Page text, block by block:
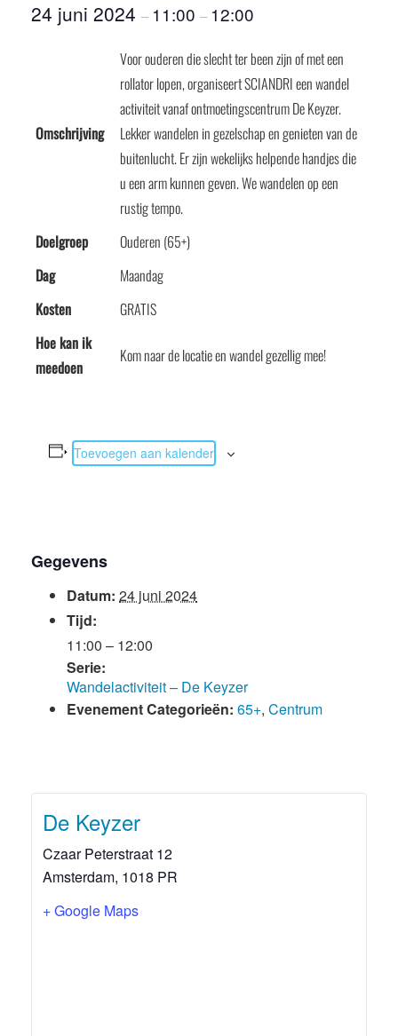
24 juni 2024 – 11:00 – 12:00
Omschrijving
Voor ouderen die slecht ter been zijn of met een
rollator lopen, organiseert SCIANDRI een wandel
activiteit vanaf ontmoetingscentrum De Keyzer.
Lekker wandelen in gezelschap en genieten van de
buitenlucht. Er zijn wekelijks helpende handjes die
u een arm kunnen geven. We wandelen op een
rustig tempo.
Doelgroep
Ouderen (65+)
Dag
Maandag
Kosten
GRATIS
Hoe kan ik
meedoen
Kom naar de locatie en wandel gezellig mee!
Toevoegen aan kalender
Gegevens
Datum: 24 juni 2024
Tijd:
11:00 – 12:00
Serie:
Wandelactiviteit – De Keyzer
Evenement Categorieën: 65+, Centrum
De Keyzer
Czaar Peterstraat 12
Amsterdam, 1018 PR
+ Google Maps